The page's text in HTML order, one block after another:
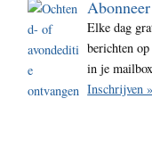
i
t
Elke dag
berichten
in je
Inschrijven »